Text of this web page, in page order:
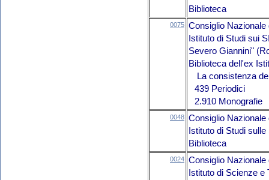
Biblioteca
0075 Consiglio Nazionale
Istituto di Studi sui
Severo Giannini"
Biblioteca dell'ex
La consistenza
439 Periodici
2.910 Monografie
0048 Consiglio Nazionale
Istituto di Studi
Biblioteca
0024 Consiglio Nazionale
Istituto di Scienze e